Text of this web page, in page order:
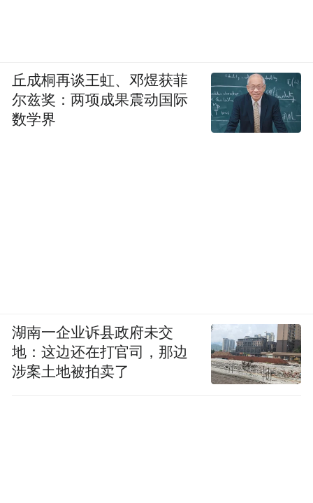
丘成桐再谈王虹、邓煜获菲
尔兹奖：两项成果震动国际
数学界
湖南一企业诉县政府未交
地：这边还在打官司，那边
涉案土地被拍卖了